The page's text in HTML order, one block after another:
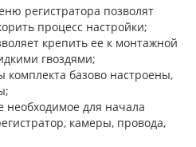
регистратора позволят
процесс настройки;
крепить ее к монтажной
гвоздями;
комплекта базово настроены,
необходимое для начала
камеры, провода,